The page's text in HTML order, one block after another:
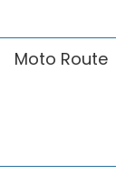
Moto Route